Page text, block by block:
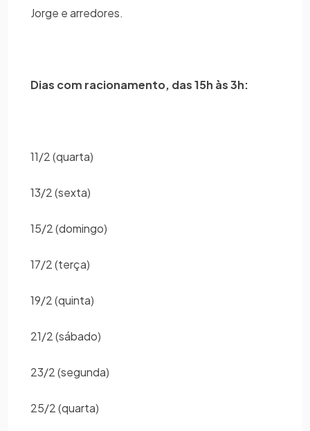
Jorge e arredores.
Dias com racionamento, das 15h às 3h:
11/2 (quarta)
13/2 (sexta)
15/2 (domingo)
17/2 (terça)
19/2 (quinta)
21/2 (sábado)
23/2 (segunda)
25/2 (quarta)